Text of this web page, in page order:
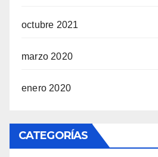
octubre 2021
marzo 2020
enero 2020
CATEGORÍAS